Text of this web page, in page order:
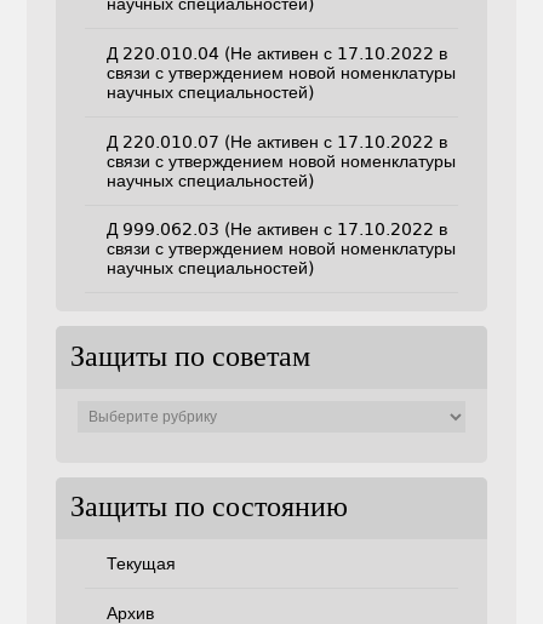
научных специальностей)
Д 220.010.04 (Не активен с 17.10.2022 в
связи с утверждением новой номенклатуры
научных специальностей)
Д 220.010.07 (Не активен с 17.10.2022 в
связи с утверждением новой номенклатуры
научных специальностей)
Д 999.062.03 (Не активен с 17.10.2022 в
связи с утверждением новой номенклатуры
научных специальностей)
Защиты по советам
Защиты по состоянию
Текущая
Архив